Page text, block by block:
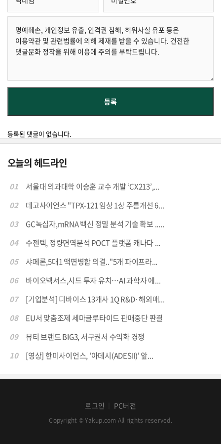
등록된 댓글이 없습니다.
오늘의 헤드라인
01
서울대 의과대학 이승훈 교수 개발 ‘CX213’,...
02
테고사이언스 "TPX-121 임상 1상 주름개선 6...
03
GC녹십자,mRNA 백신 정밀 분석 기술 확보 .....
04
수젠텍, 정량면역분석 POCT 플랫폼 캐나다 ...
05
샤페론,5대1 액면병합 의결.."5개 파이프라...
06
바이오넥서스,시드 투자 유치…AI 과학자 에...
07
[기업분석] 디바이스 13개사 1Q R&D·해외매...
08
EU서 맞춤조제 세마글루타이드 판매중단 판결
09
뷰티 브랜드 BIG3, 서구권서 수익화 경쟁
10
[영상] 한미사이언스, '아데시(ADESII)' 앞...
로그인 PC버전
Copyright © Yakup.com All rights reserved.